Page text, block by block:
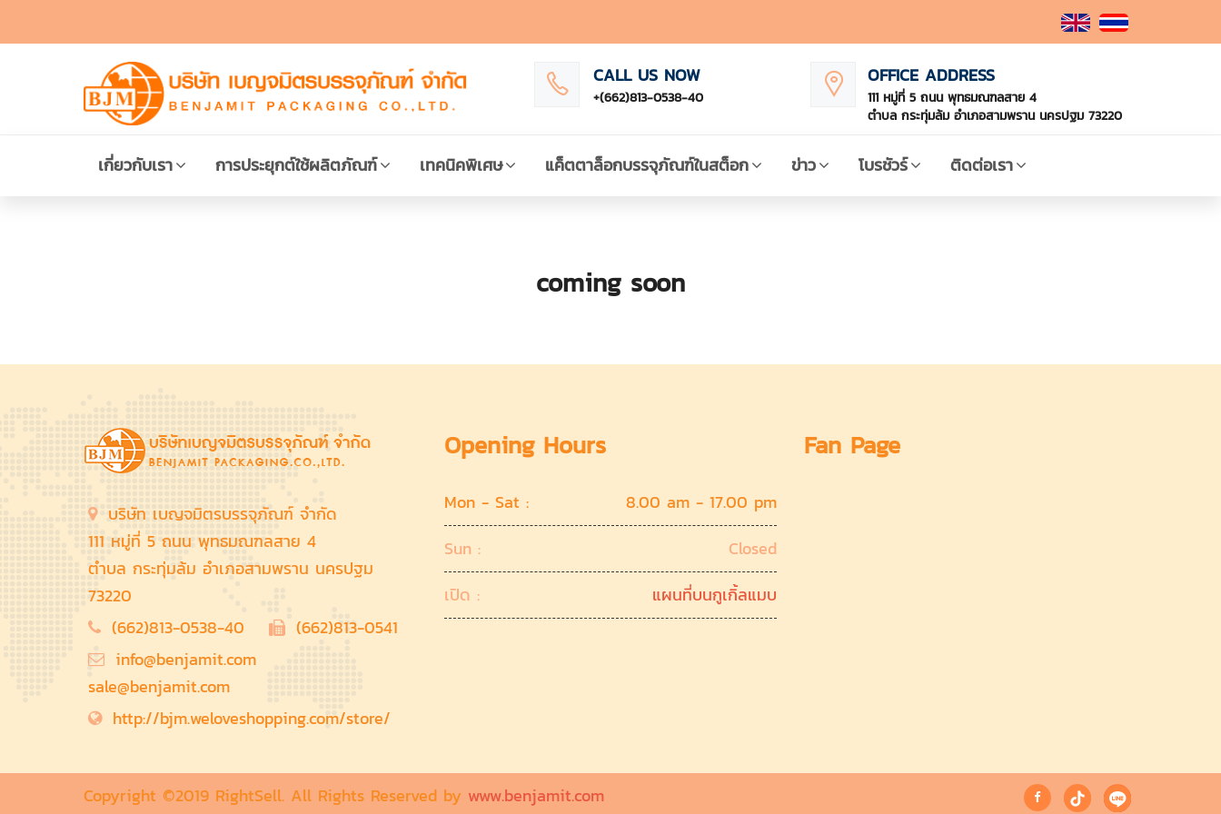
CALL US NOW
+(662)813-0538-40
OFFICE ADDRESS
111 หมู่ที่ 5 ถนน พุทธมณฑลสาย 4
ตำบล กระทุ่มล้ม อำเภอสามพราน นครปฐม 73220
เกี่ยวกับเรา การประยุกต์ใช้ผลิตภัณฑ์ เทคนิคพิเศษ แค็ตตาล็อกบรรจุภัณฑ์ในสต็อก ข่าว โบรชัวร์ ติดต่อเรา
coming soon
บริษัท เบญจมิตรบรรจุภัณฑ์ จำกัด
111 หมู่ที่ 5 ถนน พุทธมณฑลสาย 4
ตำบล กระทุ่มล้ม อำเภอสามพราน นครปฐม
73220
(662)813-0538-40
(662)813-0541
info@benjamit.com
sale@benjamit.com
http://bjm.weloveshopping.com/store/
Opening Hours
Mon - Sat :
8.00 am - 17.00 pm
Sun :
Closed
เปิด :
แผนที่บนกูเกิ้ลแมบ
Fan Page
Copyright ©2019 RightSell. All Rights Reserved by www.benjamit.com